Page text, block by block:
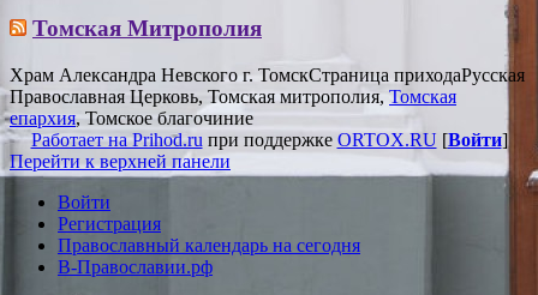
Томская Митрополия
Храм Александра Невского г. ТомскСтраница приходаРусская
Православная Церковь, Томская митрополия, Томская
епархия, Томское благочиние
Работает на Prihod.ru при поддержке ORTOX.RU [Войти]
Перейти к верхней панели
Войти
Регистрация
Православный календарь на сегодня
В-Православии.рф